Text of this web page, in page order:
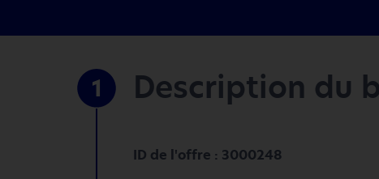
1 Description du
ID de l'offre : 3000248